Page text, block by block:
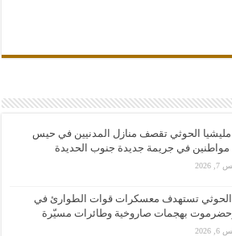
الحوثي تقصف منازل المدنيين في حيس
في جريمة جديدة جنوب الحديدة
2026
الحوثي تستهدف معسكرات قوات الطوارئ في
بهجمات صاروخية وطائرات مسيّرة
2026